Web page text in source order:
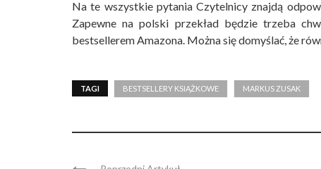
Na te wszystkie pytania Czytelnicy znajdą
Zapewne na polski przekład będzie trzeba
bestsellerem Amazona. Można się domyślać, że
TAGI BESTSELLERY KSIĄŻKOWE MARKUS ZUSAK